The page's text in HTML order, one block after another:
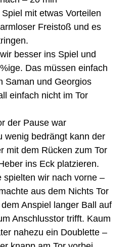
mit etwas Vorteilen
Freistoß und es
besser ins Spiel und
Das müssen einfach
Saman und Georgios
einfach nicht im Tor
der Pause war
wenig bedrängt kann der
mit dem Rücken zum Tor
ins Eck platzieren.
spielten wir nach vorne –
aus dem Nichts Tor
Anspiel langer Ball auf
Anschlusstor trifft. Kaum
nahezu ein Doublette –